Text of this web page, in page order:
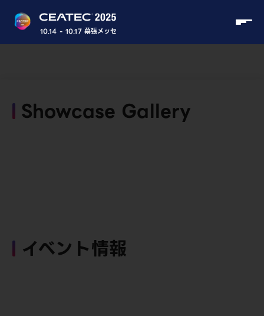
10.14 - 10.17 幕張メッセ
Showcase Gallery
イベント情報